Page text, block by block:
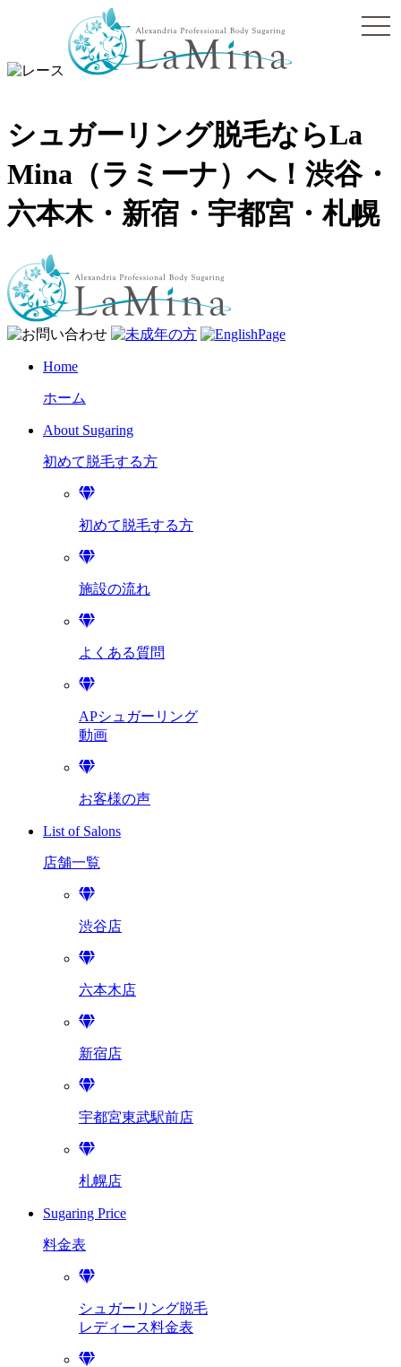
シュガーリング脱毛ならLa
Mina（ラミーナ）へ！渋谷・
六本木・新宿・宇都宮・札幌
Home
ホーム
About Sugaring
初めて脱毛する方
初めて脱毛する方
施設の流れ
よくある質問
APシュガーリング
動画
お客様の声
List of Salons
店舗一覧
渋谷店
六本木店
新宿店
宇都宮東武駅前店
札幌店
Sugaring Price
料金表
シュガーリング脱毛
レディース料金表